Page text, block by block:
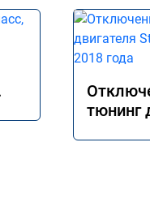
тюнинг